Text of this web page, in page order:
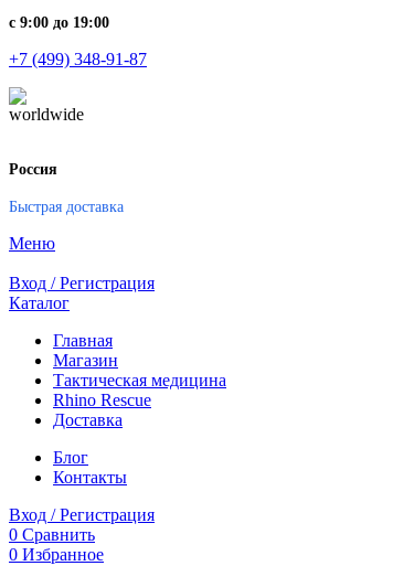
с 9:00 до 19:00
+7 (499) 348-91-87
Россия
Быстрая доставка
Меню
Вход / Регистрация
Каталог
Главная
Магазин
Тактическая медицина
Rhino Rescue
Доставка
Блог
Контакты
Вход / Регистрация
0 Сравнить
0 Избранное